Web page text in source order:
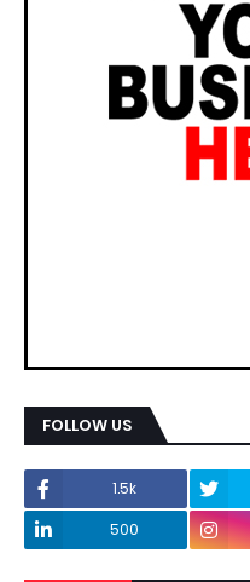
FOLLOW US
1.5k
500